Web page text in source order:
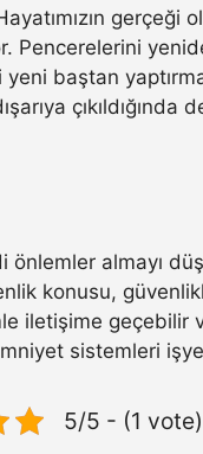
Pencerelerini
baştan
almayı
konusu,
iletişime geçebilir
sistemleri
5/5 - (1 vote)